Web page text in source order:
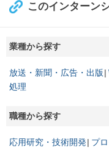
このインターン
業種から探す
放送・新聞・広告・出版
処理
職種から探す
応用研究・技術開発 プ